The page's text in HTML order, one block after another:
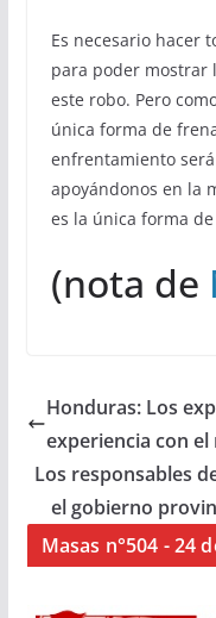
Es necesario hacer
para poder mostrar
este robo. Pero
única forma de
enfrentamiento
apoyándonos en la
es la única forma
(nota de
Honduras: Los
experiencia con
Los responsables
el gobierno
Masas n°504 - 24